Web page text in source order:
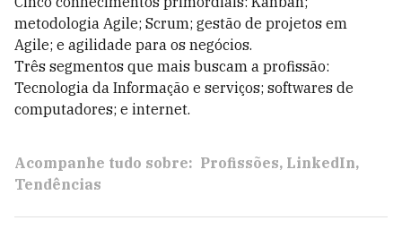
metodologia Agile; Scrum; gestão de projetos em
Agile; e agilidade para os negócios.
Três segmentos que mais buscam a profissão:
Tecnologia da Informação e serviços; softwares de
computadores; e internet.
Acompanhe tudo sobre: Profissões LinkedIn
Tendências